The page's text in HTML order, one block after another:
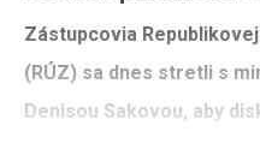
Zástupcovia
(RÚZ) sa dnes stretli s
Denisou Sakovou, aby